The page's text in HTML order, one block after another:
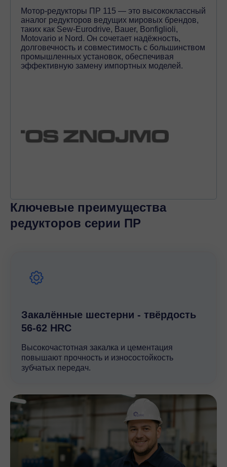
Мотор-редукторы ПР 115 — это высококлассный
аналог редукторов ведущих мировых брендов,
таких как Sew-Eurodrive, Bauer, Bonfiglioli,
Motovario и Nord. Он сочетает надёжность,
долговечность и совместимость с большинством
промышленных установок, обеспечивая
эффективную замену импортных моделей.
Ключевые преимущества
редукторов серии ПР
Закалённые шестерни - твёрдость
56-62 HRC
Высокочастотная закалка и цементация
повышают прочность и износостойкость
зубчатых передач.